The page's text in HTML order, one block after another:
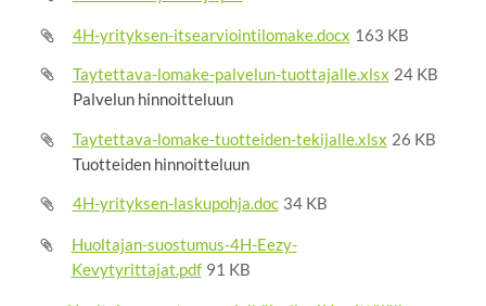
4H-yrityksen-itsearviointilomake.docx 163 KB
Taytettava-lomake-palvelun-tuottajalle.xlsx 24 KB
Palvelun hinnoitteluun
Taytettava-lomake-tuotteiden-tekijalle.xlsx 26 KB
Tuotteiden hinnoitteluun
4H-yrityksen-laskupohja.doc 34 KB
Huoltajan-suostumus-4H-Eezy-
Kevytyrittajat.pdf 91 KB